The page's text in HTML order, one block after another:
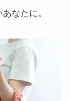
なたに。